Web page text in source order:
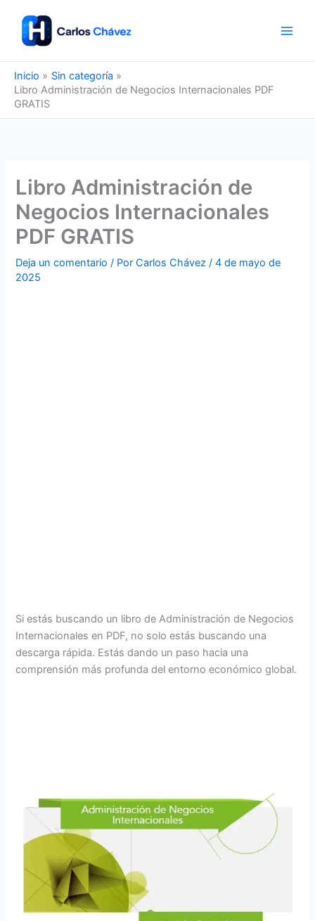
contenido
Inicio
Sin categoría
Libro Administración de Negocios Internacionales PDF
GRATIS
Libro Administración de
Negocios Internacionales
PDF GRATIS
Deja un comentario / PorCarlos Chávez/4 de mayo de
2025
Si estás buscando un libro de Administración de Negocios
Internacionales en PDF, no solo estás buscando una
descarga rápida. Estás dando un paso hacia una
comprensión más profunda del entorno económico global.